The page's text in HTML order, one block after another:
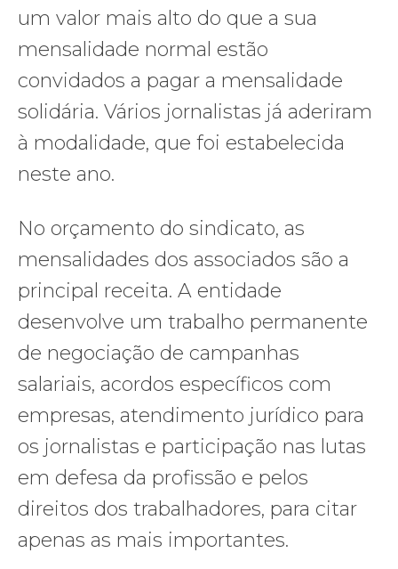
um valor mais alto do que a sua
mensalidade normal estão
convidados a pagar a mensalidade
solidária. Vários jornalistas já aderiram
à modalidade, que foi estabelecida
neste ano.
No orçamento do sindicato, as
mensalidades dos associados são a
principal receita. A entidade
desenvolve um trabalho permanente
de negociação de campanhas
salariais, acordos específicos com
empresas, atendimento jurídico para
os jornalistas e participação nas lutas
em defesa da profissão e pelos
direitos dos trabalhadores, para citar
apenas as mais importantes.